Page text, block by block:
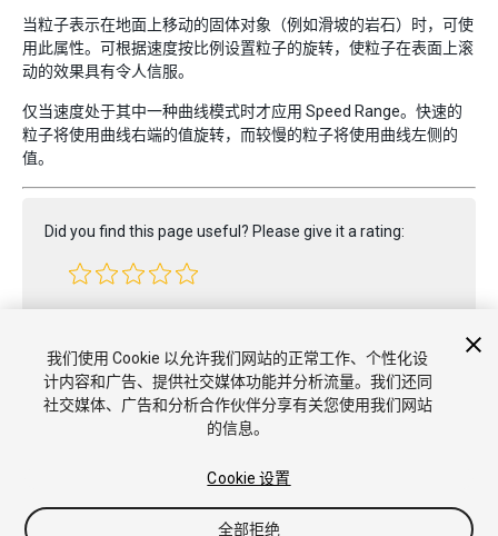
当粒子表示在地面上移动的固体对象（例如滑坡的岩石）时，可使
用此属性。可根据速度按比例设置粒子的旋转，使粒子在表面上滚
动的效果具有令人信服。
仅当速度处于其中一种曲线模式时才应用 Speed Range。快速的
粒子将使用曲线右端的值旋转，而较慢的粒子将使用曲线左侧的
值。
Did you find this page useful? Please give it a rating:
我们使用 Cookie 以允许我们网站的正常工作、个性化设
计内容和广告、提供社交媒体功能并分析流量。我们还同
社交媒体、广告和分析合作伙伴分享有关您使用我们网站
的信息。
Cookie 设置
全部拒绝